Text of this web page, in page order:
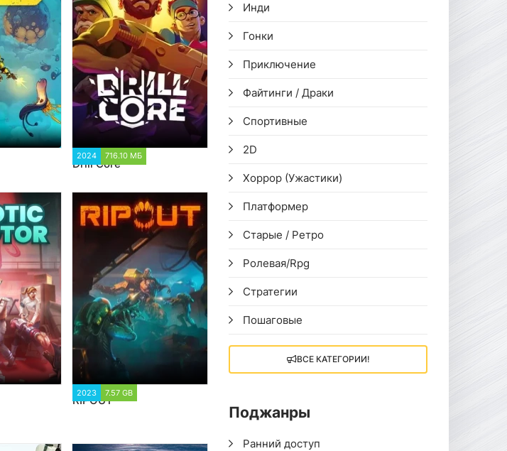
2024 716.10 МБ
Drill Core
2023 7.57 GB
RIPOUT
Инди
Гонки
Приключение
Файтинги / Драки
Спортивные
2D
Хоррор (Ужастики)
Платформер
Старые / Ретро
Ролевая/Rpg
Стратегии
Пошаговые
ВСЕ КАТЕГОРИИ!
Поджанры
Ранний доступ